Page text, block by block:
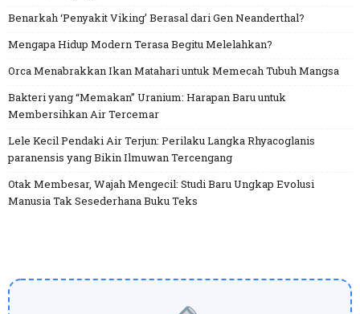
Benarkah ‘Penyakit Viking’ Berasal dari Gen Neanderthal?
Mengapa Hidup Modern Terasa Begitu Melelahkan?
Orca Menabrakkan Ikan Matahari untuk Memecah Tubuh Mangsa
Bakteri yang “Memakan” Uranium: Harapan Baru untuk
Membersihkan Air Tercemar
Lele Kecil Pendaki Air Terjun: Perilaku Langka Rhyacoglanis
paranensis yang Bikin Ilmuwan Tercengang
Otak Membesar, Wajah Mengecil: Studi Baru Ungkap Evolusi
Manusia Tak Sesederhana Buku Teks